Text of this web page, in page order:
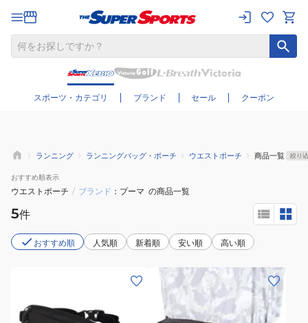
スポーツ・カテゴリ ブランド セール クーポン
さらに絞り込む
ランニング ランニングバッグ・ポーチ ウエストポーチ 商品一覧 絞り
おすすめ順表示
ウエストポーチ / ブランド プーマ の商品一覧
5件
おすすめ順 人気順 新着順 安い順 高い順
ズ、
ズ、